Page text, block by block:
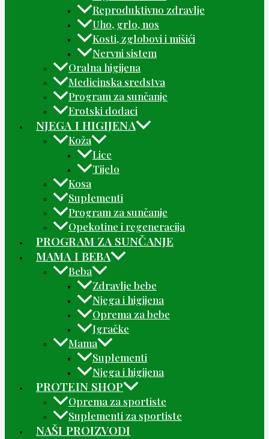
Reproduktivno zdravlje
Uho, grlo, nos
Kosti, zglobovi i mišići
Nervni sistem
Oralna higijena
Medicinska sredstva
Program za sunčanje
Erotski dodaci
NJEGA I HIGIJENA
Koža
Lice
Tijelo
Kosa
Suplementi
Program za sunčanje
Opekotine i regeneracija
PROGRAM ZA SUNČANJE
MAMA I BEBA
Beba
Zdravlje bebe
Njega i higijena
Oprema za bebe
Igračke
Mama
Suplementi
Njega i higijena
PROTEIN SHOP
Oprema za sportiste
Suplementi za sportiste
NAŠI PROIZVODI